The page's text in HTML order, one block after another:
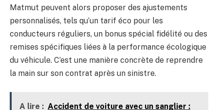
Matmut peuvent alors proposer des ajustements
personnalisés, tels qu’un tarif éco pour les
conducteurs réguliers, un bonus spécial fidélité ou des
remises spécifiques liées à la performance écologique
du véhicule. C’est une manière concrète de reprendre
la main sur son contrat après un sinistre.
A lire : Accident de voiture avec un sanglier :